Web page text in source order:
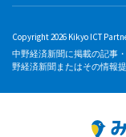
Copyright 2026 Kikyo ICT
中野経済新聞に掲載の記事
野経済新聞またはその情報